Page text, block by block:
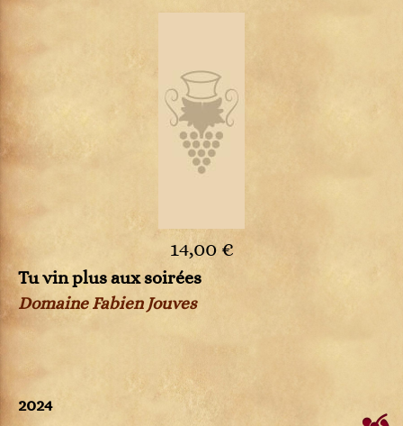
14,00 €
Tu vin plus aux soirées
Domaine Fabien Jouves
2024